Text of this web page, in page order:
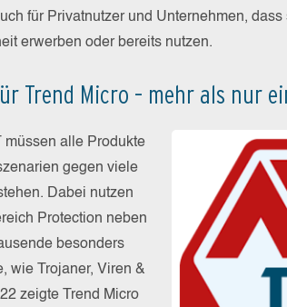
für Privatnutzer und Unternehmen,
erwerben oder bereits nutzen.
Trend Micro – mehr als nur
müssen alle Produkte
gegen viele
Dabei nutzen
Protection neben
besonders
wie Trojaner, Viren &
zeigte Trend Micro